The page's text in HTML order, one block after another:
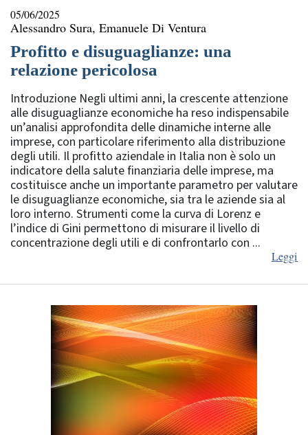
05/06/2025
Alessandro Sura, Emanuele Di Ventura
Profitto e disuguaglianze: una
relazione pericolosa
Introduzione Negli ultimi anni, la crescente attenzione
alle disuguaglianze economiche ha reso indispensabile
un’analisi approfondita delle dinamiche interne alle
imprese, con particolare riferimento alla distribuzione
degli utili. Il profitto aziendale in Italia non è solo un
indicatore della salute finanziaria delle imprese, ma
costituisce anche un importante parametro per valutare
le disuguaglianze economiche, sia tra le aziende sia al
loro interno. Strumenti come la curva di Lorenz e
l’indice di Gini permettono di misurare il livello di
concentrazione degli utili e di confrontarlo con ...
Leggi